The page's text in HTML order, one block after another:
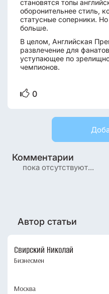
становятся топы
оборонительнее стиль,
статусные соперники.
больше.
В целом, Английская
развлечение для
уступающее по
чемпионов.
0
Комментарии
пока отсутствуют...
Автор статьи
Свирский Николай
Бизнесмен
Москва